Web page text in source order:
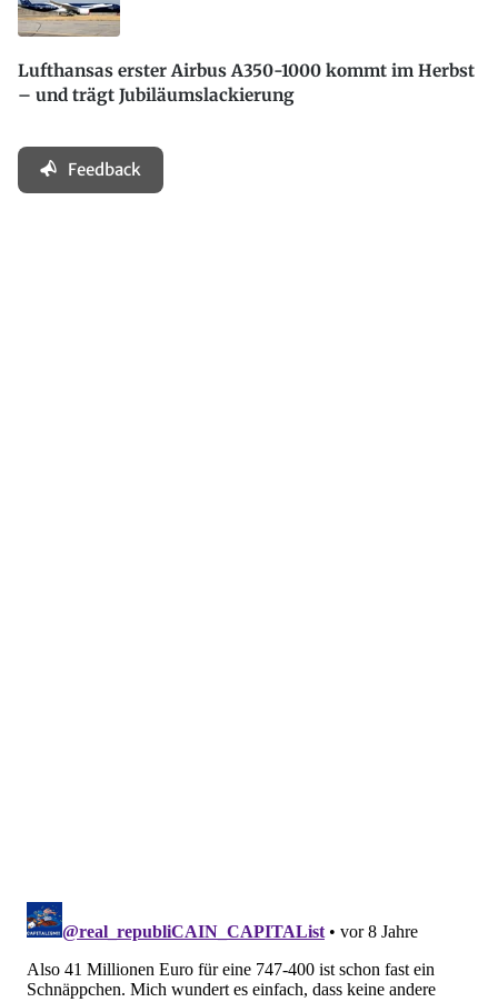
Lufthansas erster Airbus A350-1000 kommt im Herbst
– und trägt Jubiläumslackierung
Feedback